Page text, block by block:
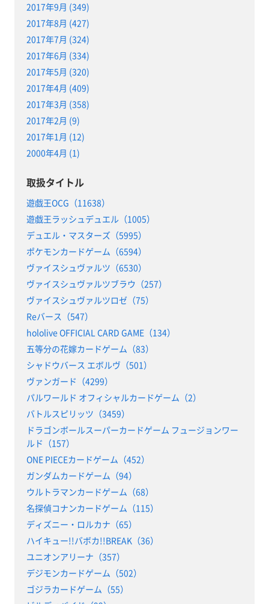
2017年9月 (349)
2017年8月 (427)
2017年7月 (324)
2017年6月 (334)
2017年5月 (320)
2017年4月 (409)
2017年3月 (358)
2017年2月 (9)
2017年1月 (12)
2000年4月 (1)
取扱タイトル
遊戯王OCG（11638）
遊戯王ラッシュデュエル（1005）
デュエル・マスターズ（5995）
ポケモンカードゲーム（6594）
ヴァイスシュヴァルツ（6530）
ヴァイスシュヴァルツブラウ（257）
ヴァイスシュヴァルツロゼ（75）
Reバース（547）
hololive OFFICIAL CARD GAME（134）
五等分の花嫁カードゲーム（83）
シャドウバース エボルヴ（501）
ヴァンガード（4299）
パルワールド オフィシャルカードゲーム（2）
バトルスピリッツ（3459）
ドラゴンボールスーパーカードゲーム フュージョンワー
ルド（157）
ONE PIECEカードゲーム（452）
ガンダムカードゲーム（94）
ウルトラマンカードゲーム（68）
名探偵コナンカードゲーム（115）
ディズニー・ロルカナ（65）
ハイキュー!!バボカ!!BREAK（36）
ユニオンアリーナ（357）
デジモンカードゲーム（502）
ゴジラカードゲーム（55）